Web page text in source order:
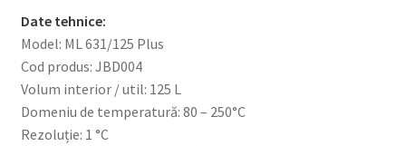
Date tehnice:
Model: ML 631/125 Plus
Cod produs: JBD004
Volum interior / util: 125 L
Domeniu de temperatură: 80 – 250°C
Rezoluție: 1 °C